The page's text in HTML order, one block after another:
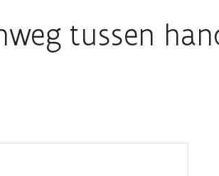
tussen